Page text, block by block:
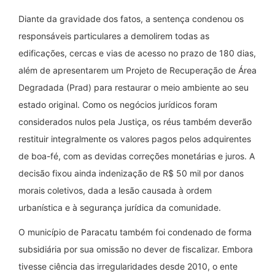
Diante da gravidade dos fatos, a sentença condenou os
responsáveis particulares a demolirem todas as
edificações, cercas e vias de acesso no prazo de 180 dias,
além de apresentarem um Projeto de Recuperação de Área
Degradada (Prad) para restaurar o meio ambiente ao seu
estado original. Como os negócios jurídicos foram
considerados nulos pela Justiça, os réus também deverão
restituir integralmente os valores pagos pelos adquirentes
de boa-fé, com as devidas correções monetárias e juros. A
decisão fixou ainda indenização de R$ 50 mil por danos
morais coletivos, dada a lesão causada à ordem
urbanística e à segurança jurídica da comunidade.
O município de Paracatu também foi condenado de forma
subsidiária por sua omissão no dever de fiscalizar. Embora
tivesse ciência das irregularidades desde 2010, o ente